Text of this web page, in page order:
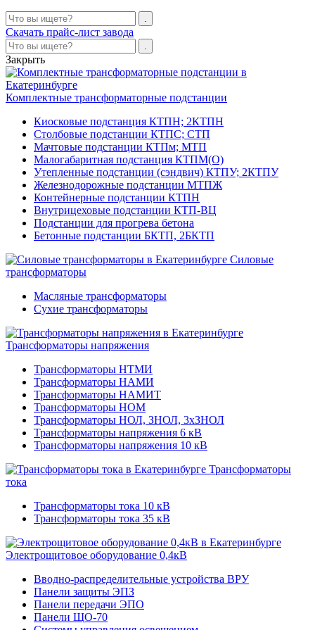
Скачать прайс-лист завода
Закрыть
Комплектные трансформаторные подстанции
Киосковые подстанция КТПН; 2КТПН
Столбовые подстанции КТПС; СТП
Мачтовые подстанции КТПм; МТП
Малогабаритная подстанция КТПМ(О)
Утепленные подстанции (сэндвич) КТПУ; 2КТПУ
Железнодорожные подстанции МТПЖ
Контейнерные подстанции КТПН
Внутрицеховые подстанции КТП-ВЦ
Подстанции для прогрева бетона
Бетонные подстанции БКТП, 2БКТП
Силовые
трансформаторы
Масляные трансформаторы
Сухие трансформаторы
Трансформаторы напряжения
Трансформаторы НТМИ
Трансформаторы НАМИ
Трансформаторы НАМИТ
Трансформаторы НОМ
Трансформаторы НОЛ, ЗНОЛ, 3хЗНОЛ
Трансформаторы напряжения 6 кВ
Трансформаторы напряжения 10 кВ
Трансформаторы
тока
Трансформаторы тока 10 кВ
Трансформаторы тока 35 кВ
Электрощитовое оборудование 0,4кВ
Вводно-распределительные устройства ВРУ
Панели защиты ЭПЗ
Панели передачи ЭПО
Панели ЩО-70